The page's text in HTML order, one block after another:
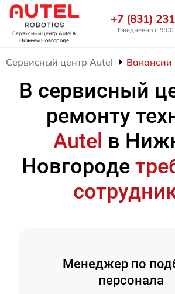
Сервисный центр Autelв
Нижнем Новгороде
+7 (831)
Ежедневно с
Сервисный центр Autel Вакансии
В сервисный
ремонту
Autel в
Новгороде
Менеджер по
персонала